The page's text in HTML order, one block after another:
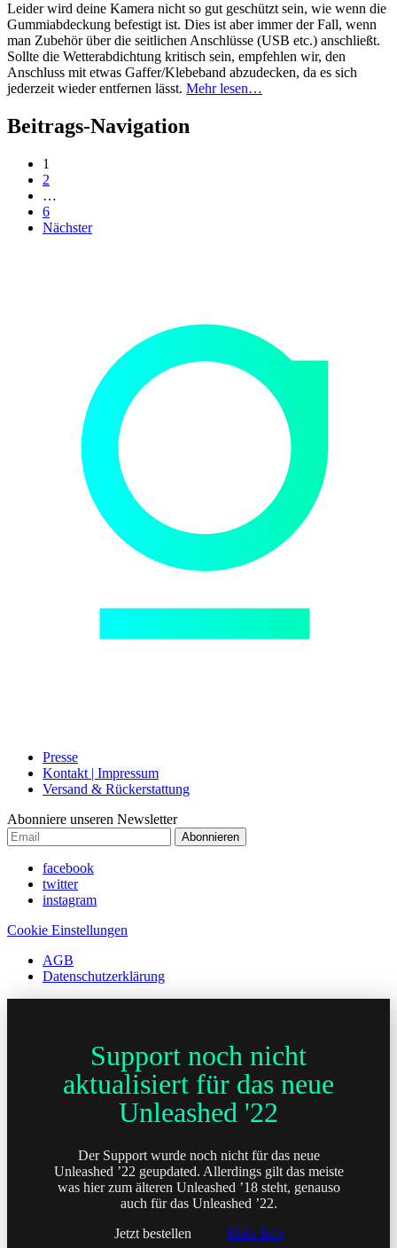
Leider wird deine Kamera nicht so gut geschützt sein, wie wenn die
Gummiabdeckung befestigt ist. Dies ist aber immer der Fall, wenn
man Zubehör über die seitlichen Anschlüsse (USB etc.) anschließt.
Sollte die Wetterabdichtung kritisch sein, empfehlen wir, den
Anschluss mit etwas Gaffer/Klebeband abzudecken, da es sich
jederzeit wieder entfernen lässt. Mehr lesen…
Beitrags-Navigation
1
2
…
6
Nächster
Presse
Kontakt | Impressum
Versand & Rückerstattung
Abonniere unseren Newsletter
Abonnieren
facebook
twitter
instagram
Cookie Einstellungen
AGB
Datenschutzerklärung
Support noch nicht
aktualisiert für das neue
Unleashed '22
Der Support wurde noch nicht für das neue
Unleashed ’22 geupdated. Allerdings gilt das meiste
was hier zum älteren Unleashed ’18 steht, genauso
auch für das Unleashed ’22.
Jetzt bestellen
Mehr Info